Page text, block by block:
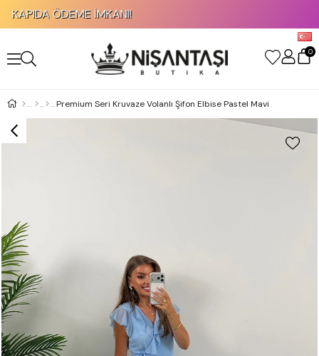
ÖDEME İMKANI!
0
Premium Seri Kruvaze Volanlı Şifon Elbise Pastel Mavi